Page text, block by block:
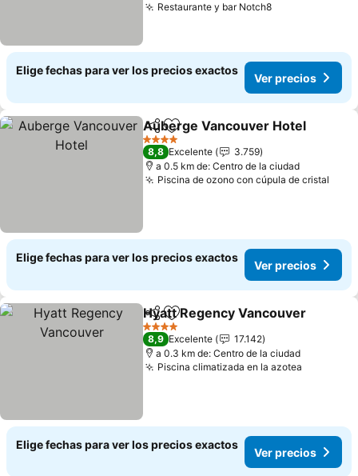
Restaurante y bar Notch8Ver precios
Elige fechas para ver los precios exactos
Ver precios
CompartirAgregar a favoritos
Auberge Vancouver Hotel
4 Estrellas
8,8 Excelente
3.759
a 0.5 km de: Centro de la ciudad
Piscina de ozono con cúpula de cristal
Elige fechas para ver los precios exactos
Ver precios
CompartirAgregar a favoritos
Hyatt Regency Vancouver
4 Estrellas
8,9 Excelente
17.142
a 0.3 km de: Centro de la ciudad
Piscina climatizada en la azotea
Elige fechas para ver los precios exactos
Ver precios